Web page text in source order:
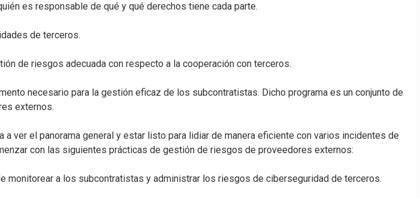
es responsable de qué y qué derechos tiene cada parte.
de terceros.
de riesgos adecuada con respecto a la cooperación con terceros.
necesario para la gestión eficaz de los subcontratistas. Dicho programa es un conjunto de
externos.
ver el panorama general y estar listo para lidiar de manera eficiente con varios incidentes de
con las siguientes prácticas de gestión de riesgos de proveedores externos:
monitorear a los subcontratistas y administrar los riesgos de ciberseguridad de terceros.